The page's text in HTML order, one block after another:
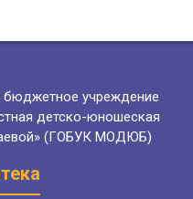
бюджетное учреждение
детско-юношеская
(ГОБУК МОДЮБ)